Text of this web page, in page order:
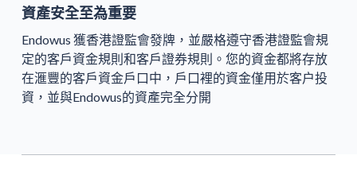
資產安全至為重要
Endowus 獲香港證監會發牌，並嚴格遵守香港證監會規
定的客戶資金規則和客戶證券規則。您的資金都將存放
在滙豐的客戶資金戶口中，戶口裡的資金僅用於客户投
資，並與Endowus的資產完全分開